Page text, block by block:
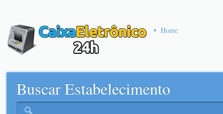
Home
Buscar Estabelecimento